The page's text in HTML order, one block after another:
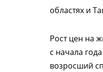
областях и
Рост цен на
с начала
возросший